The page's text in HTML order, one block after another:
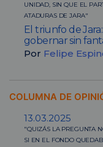
UNIDAD, SIN QUE EL
ATADURAS DE JARA"
El triunfo de
gobernar sin
Por Felipe
COLUMNA DE
13.03.2025
"QUIZÁS LA PREGUNTA
SI EN EL FONDO